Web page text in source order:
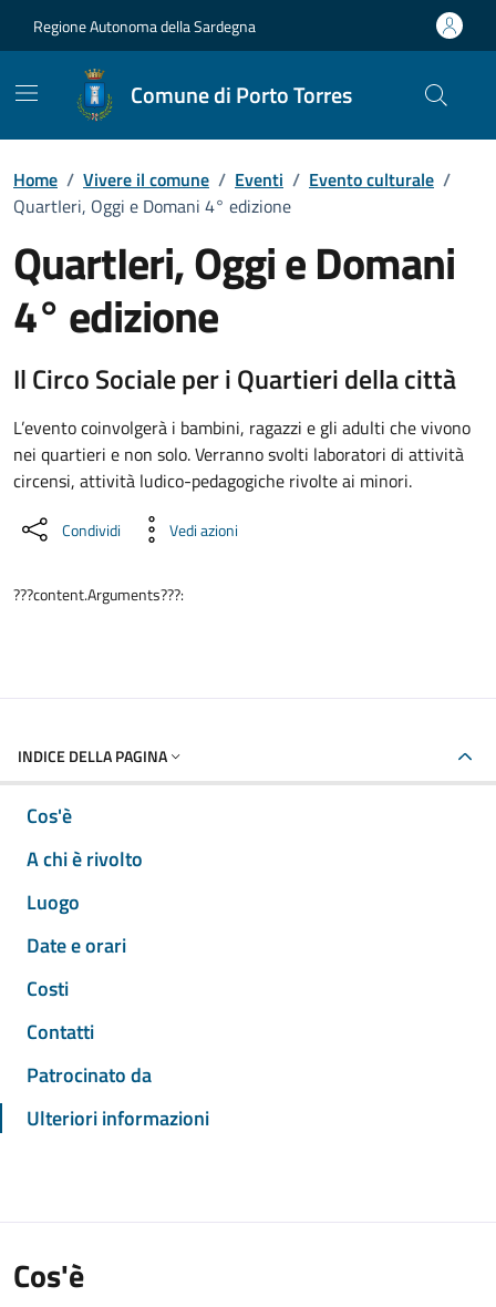
Regione Autonoma della Sardegna
Comune di Porto Torres
Home / Vivere il comune / Eventi / Evento culturale /
QuartIeri, Oggi e Domani 4° edizione
QuartIeri, Oggi e Domani
4° edizione
Dettaglio dell'evento
Il Circo Sociale per i Quartieri della città
L’evento coinvolgerà i bambini, ragazzi e gli adulti che vivono
nei quartieri e non solo. Verranno svolti laboratori di attività
circensi, attività ludico-pedagogiche rivolte ai minori.
Condividi Vedi azioni
???content.Arguments???:
INDICE DELLA PAGINA
Cos'è
A chi è rivolto
Luogo
Date e orari
Costi
Contatti
Patrocinato da
Ulteriori informazioni
Cos'è